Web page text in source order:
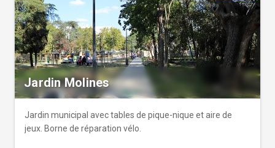
Jardin Molines
Jardin municipal avec tables de pique-nique et aire de
jeux. Borne de réparation vélo.